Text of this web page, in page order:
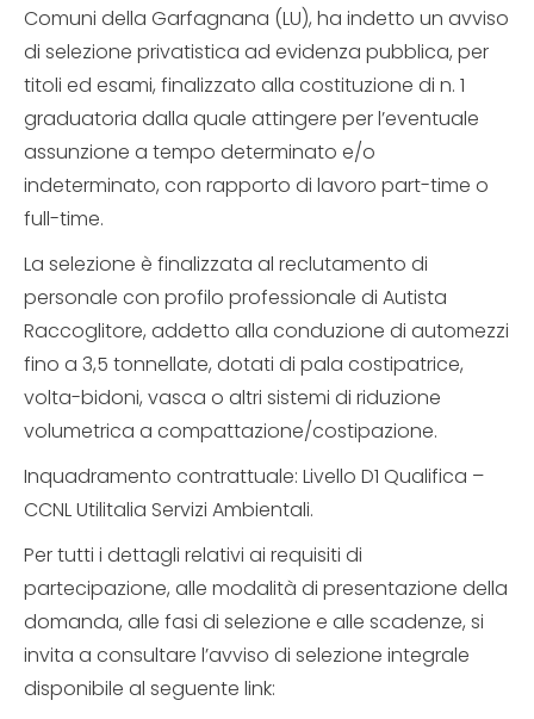
Comuni della Garfagnana (LU), ha indetto un avviso
di selezione privatistica ad evidenza pubblica, per
titoli ed esami, finalizzato alla costituzione di n. 1
graduatoria dalla quale attingere per l’eventuale
assunzione a tempo determinato e/o
indeterminato, con rapporto di lavoro part-time o
full-time.
La selezione è finalizzata al reclutamento di
personale con profilo professionale di Autista
Raccoglitore, addetto alla conduzione di automezzi
fino a 3,5 tonnellate, dotati di pala costipatrice,
volta-bidoni, vasca o altri sistemi di riduzione
volumetrica a compattazione/costipazione.
Inquadramento contrattuale: Livello D1 Qualifica –
CCNL Utilitalia Servizi Ambientali.
Per tutti i dettagli relativi ai requisiti di
partecipazione, alle modalità di presentazione della
domanda, alle fasi di selezione e alle scadenze, si
invita a consultare l’avviso di selezione integrale
disponibile al seguente link: